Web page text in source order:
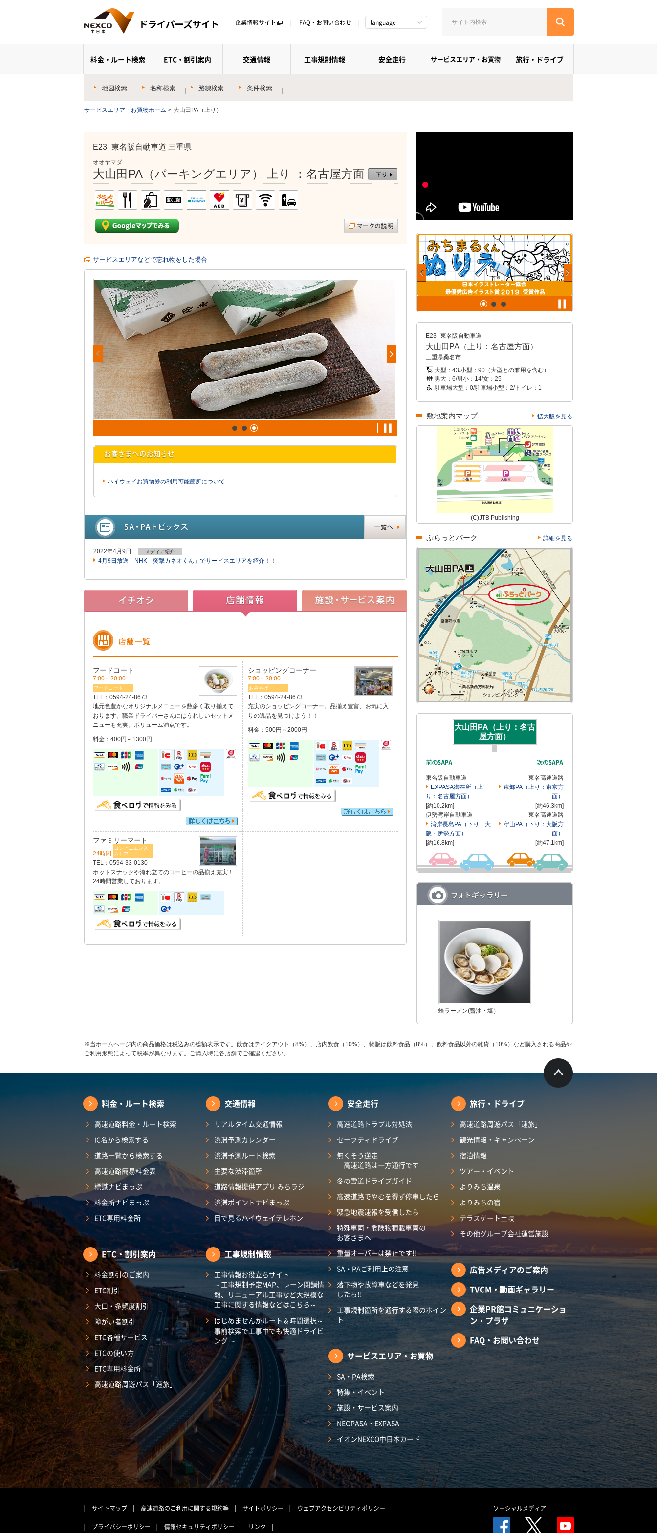
企業情報サイト FAQ・お問い合わせ language
料金・ルート検索 ETC・割引案内 交通情報 工事規制情報 安全走行 サービスエリア・お買物 旅行・ドライブ
地図検索 名称検索 路線検索 条件検索
サービスエリア・お買物ホーム > 大山田PA（上り）
E23 東名阪自動車道 三重県
オオヤマダ
大山田PA（パーキングエリア） 上り ：名古屋方面
サービスエリアなどで忘れ物をした場合
ハイウェイお買物券の利用可能箇所について
2022年4月9日 メディア紹介
4月9日放送 NHK「突撃カネオくん」でサービスエリアを紹介！！
フードコート
7:00～20:00
フードコート
TEL： 0594-24-8673
地元色豊かなオリジナルメニューを数多く取り揃えて
おります。職業ドライバーさんにはうれしいセットメ
ニューも充実。ボリューム満点です。
料金：400円～1300円
ショッピングコーナー
7:00～20:00
おみやげ
TEL： 0594-24-8673
充実のショッピングコーナー。品揃え豊富、お気に入
りの逸品を見つけよう！！
料金：500円～2000円
ファミリーマート
24時間
コンビニエンス
ストア
TEL： 0594-33-0130
ホットスナックや淹れ立てのコーヒーの品揃え充実！
24時間営業しております。
E23 東名阪自動車道
大山田PA（上り：名古屋方面）
三重県桑名市
大型：43/小型：90（大型との兼用を含む）
男大：6/男小：14/女：25
駐車場大型：0/駐車場小型：2/トイレ：1
敷地案内マップ 拡大版を見る
(C)JTB Publishing
ぷらっとパーク 詳細を見る
大山田PA（上り：名古
屋方面）
東名阪自動車道
EXPASA御在所（上
り：名古屋方面）
[約10.2km]
伊勢湾岸自動車道
湾岸長島PA（下り：大
阪・伊勢方面）
[約16.8km]
東名高速道路
東郷PA（上り：東京方
面）
[約46.3km]
東名高速道路
守山PA（下り：大阪方
面）
[約47.1km]
蛤ラーメン(醤油・塩）
※当ホームページ内の商品価格は税込みの総額表示です。飲食はテイクアウト（8%）、店内飲食（10%）、物販は飲料食品（8%）、飲料食品以外の雑貨（10%）など購入される商品や
ご利用形態によって税率が異なります。ご購入時に各店舗でご確認ください。
料金・ルート検索
高速道路料金・ルート検索
IC名から検索する
道路一覧から検索する
高速道路簡易料金表
標識ナビまっぷ
料金所ナビまっぷ
ETC専用料金所
ETC・割引案内
料金割引のご案内
ETC割引
大口・多頻度割引
障がい者割引
ETC各種サービス
ETCの使い方
ETC専用料金所
高速道路周遊パス「速旅」
交通情報
リアルタイム交通情報
渋滞予測カレンダー
渋滞予測ルート検索
主要な渋滞箇所
道路情報提供アプリ みちラジ
渋滞ポイントナビまっぷ
目で見るハイウェイテレホン
工事規制情報
工事情報お役立ちサイト
～工事規制予定MAP、レーン閉鎖情
報、リニューアル工事など大規模な
工事に関する情報などはこちら～
はじめませんかルート＆時間選択～
事前検索で工事中でも快適ドライビ
ング ～
安全走行
高速道路トラブル対処法
セーフティドライブ
無くそう逆走
―高速道路は一方通行です―
冬の雪道ドライブガイド
高速道路でやむを得ず停車したら
緊急地震速報を受信したら
特殊車両・危険物積載車両の
お客さまへ
重量オーバーは禁止です!!
SA・PAご利用上の注意
落下物や故障車などを発見
したら!!
工事規制箇所を通行する際のポイン
ト
サービスエリア・お買物
SA・PA検索
特集・イベント
施設・サービス案内
NEOPASA・EXPASA
イオンNEXCO中日本カード
旅行・ドライブ
高速道路周遊パス「速旅」
観光情報・キャンペーン
宿泊情報
ツアー・イベント
よりみち温泉
よりみちの宿
テラスゲート土岐
その他グループ会社運営施設
広告メディアのご案内
TVCM・動画ギャラリー
企業PR館コミュニケーショ
ン・プラザ
FAQ・お問い合わせ
サイトマップ 高速道路のご利用に関する規約等 サイトポリシー ウェブアクセシビリティポリシー
プライバシーポリシー 情報セキュリティポリシー リンク
ソーシャルメディア